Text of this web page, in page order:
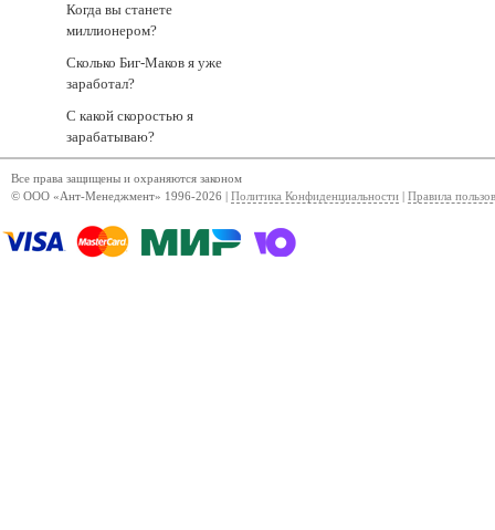
Когда вы станете
миллионером?
Сколько Биг-Маков я уже
заработал?
С какой скоростью я
зарабатываю?
Все права защищены и охраняются законом
© ООО «Ант-Менеджмент» 1996-2026 | Политика Конфиденциальности Правила